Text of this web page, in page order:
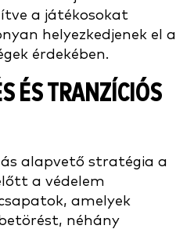
a játékosokat
helyezkedjenek el a
érdekében.
ÉS TRANZÍCIÓS
alapvető stratégia a
a védelem
amelyek
néhány